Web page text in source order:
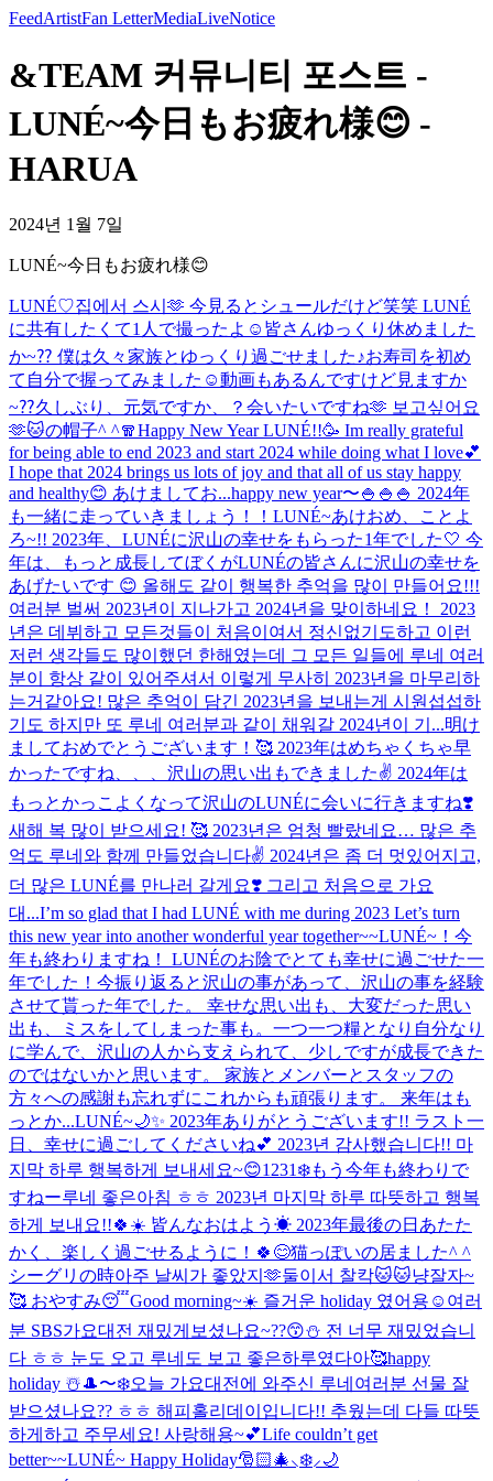
FeedArtistFan LetterMediaLiveNotice
&TEAM 커뮤니티 포스트 -
LUNÉ~今日もお疲れ様😊 -
HARUA
2024년 1월 7일
LUNÉ~今日もお疲れ様😊
LUNÉ♡집에서 스시🫶 今見るとシュールだけど笑笑 LUNÉ
に共有したくて1人で撮ったよ☺️ 皆さんゆっくり休めました
か~⁇ 僕は久々家族とゆっくり過ごせました♪お寿司を初め
て自分で握ってみました☺️動画もあるんですけど見ますか
~⁇久しぶり、元気ですか、？会いたいですね🫶 보고싶어요
🫶🐱の帽子^ ^🧣Happy New Year LUNÉ!!🥳 Im really grateful
for being able to end 2023 and start 2024 while doing what I love💕
I hope that 2024 brings us lots of joy and that all of us stay happy
and healthy😊 あけましてお...happy new year〜🍚🍚🍚 2024年
も一緒に走っていきましょう！！ LUNÉ~あけおめ、ことよ
ろ~!! 2023年、LUNÉに沢山の幸せをもらった1年でした🤍 今
年は、もっと成長してぼくがLUNÉの皆さんに沢山の幸せを
あげたいです 😊 올해도 같이 행복한 추억을 많이 만들어요!!!
여러분 벌써 2023년이 지나가고 2024년을 맞이하네요！ 2023
년은 데뷔하고 모든것들이 처음이여서 정신없기도하고 이런
저런 생각들도 많이했던 한해였는데 그 모든 일들에 루네 여러
분이 항상 같이 있어주셔서 이렇게 무사히 2023년을 마무리하
는거같아요! 많은 추억이 담긴 2023년을 보내는게 시원섭섭하
기도 하지만 또 루네 여러분과 같이 채워갈 2024년이 기...明け
ましておめでとうございます！🥰 2023年はめちゃくちゃ早
かったですね、、、沢山の思い出もできました✌️ 2024年は
もっとかっこよくなって沢山のLUNÉに会いに行きますね❣️
새해 복 많이 받으세요! 🥰 2023년은 엄청 빨랐네요… 많은 추
억도 루네와 함께 만들었습니다✌️ 2024년은 좀 더 멋있어지고,
더 많은 LUNÉ를 만나러 갈게요❣️ 그리고 처음으로 가요
대...I’m so glad that I had LUNÉ with me during 2023 Let’s turn
this new year into another wonderful year together~~LUNÉ~！今
年も終わりますね！ LUNÉのお陰でとても幸せに過ごせた一
年でした！今振り返ると沢山の事があって、沢山の事を経験
させて貰った年でした。 幸せな思い出も、大変だった思い
出も、ミスをしてしまった事も。一つ一つ糧となり自分なり
に学んで、沢山の人から支えられて、少しですが成長できた
のではないかと思います。 家族とメンバーとスタッフの
方々への感謝も忘れずにこれからも頑張ります。 来年はも
っとか...LUNÉ~🌙✨️ 2023年ありがとうございます!! ラスト一
日、幸せに過ごしてくださいね💕︎ 2023년 감사했습니다!! 마
지막 하루 행복하게 보내세요~😊1231❄️もう今年も終わりで
すねー루네 좋은아침 ㅎㅎ 2023년 마지막 하루 따뜻하고 행복
하게 보내요!!🍀☀️ 皆んなおはよう☀ 2023年最後の日あたた
かく、楽しく過ごせるように！🍀😊猫っぽいの居ました^ ^
シーグリの時아주 날씨가 좋았지🫶둘이서 찰칵🐱🐱냥잘자~
🥰 おやすみ😴Good morning~☀️ 즐거운 holiday 였어용☺️ 여러
분 SBS가요대전 재밌게보셨나요~??😙⛄️ 전 너무 재밌었습니
다 ㅎㅎ 눈도 오고 루네도 보고 좋은하루였다아🥰happy
holiday ☃️🎩〜❄️오늘 가요대전에 와주신 루네여러분 선물 잘
받으셨나요?? ㅎㅎ 해피홀리데이입니다!! 추웠는데 다들 따뜻
하게하고 주무세요! 사랑해용~💕Life couldn’t get
better~~LUNÉ~ Happy Holiday🎅🏻🎄⸜❄️⸝🌙